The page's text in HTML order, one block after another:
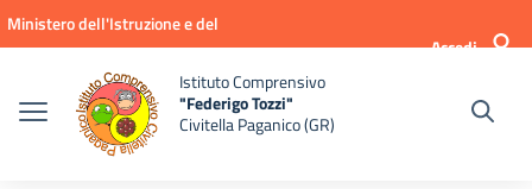
Vai ai contenuti
Vai al menu di navigazione
Vai al footer
Ministero dell'Istruzione e del
Accedi
Istituto Comprensivo
"Federigo Tozzi"
Civitella Paganico (GR)